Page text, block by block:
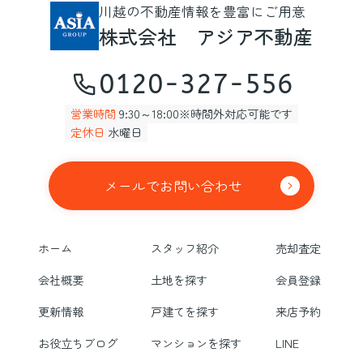
川越の不動産情報を豊富にご用意
株式会社 アジア不動産
0120-327-556
営業時間 9:30～18:00※時間外対応可能です
定休日 水曜日
メールでお問い合わせ
ホーム スタッフ紹介
売却査定
会社概要
土地を探す
会員登録
更新情報
戸建てを探す
来店予約
お役立ちブログ
マンションを探す LINE